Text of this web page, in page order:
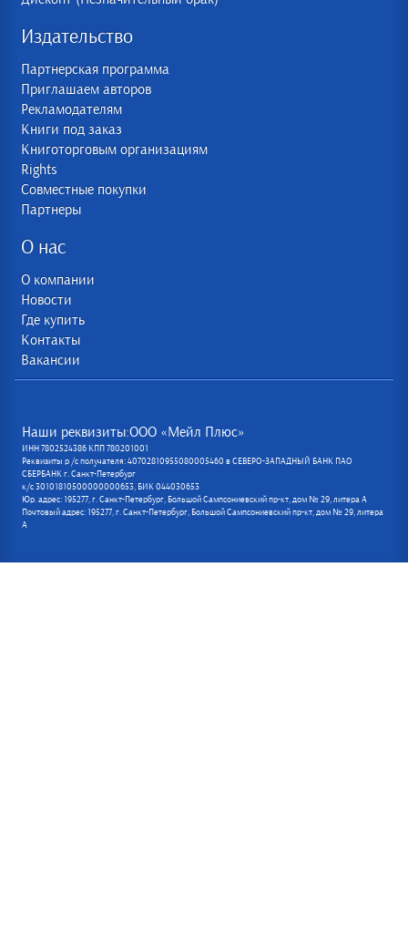
Издательство
Партнерская программа
Приглашаем авторов
Рекламодателям
Книги под заказ
Книготорговым организациям
Rights
Совместные покупки
Партнеры
О нас
О компании
Новости
Где купить
Контакты
Вакансии
Наши реквизиты:ООО «Мейл Плюс»
ИНН 7802524386 КПП 780201001
Реквизиты р /с получателя: 40702810955080005460 в СЕВЕРО-ЗАПАДНЫЙ БАНК ПАО
СБЕРБАНК г. Санкт-Петербург
к/с 30101810500000000653, БИК 044030653
Юр. адрес: 195277, г. Санкт-Петербург, Большой Сампсониевский пр-кт, дом № 29, литера А
Почтовый адрес: 195277, г. Санкт-Петербург, Большой Сампсониевский пр-кт, дом № 29, литера
А